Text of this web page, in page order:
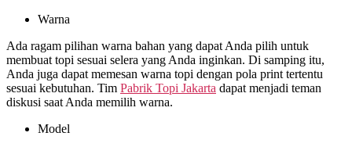
Warna
Ada ragam pilihan warna bahan yang dapat Anda pilih untuk
membuat topi sesuai selera yang Anda inginkan. Di samping itu,
Anda juga dapat memesan warna topi dengan pola print tertentu
sesuai kebutuhan. Tim Pabrik Topi Jakarta dapat menjadi teman
diskusi saat Anda memilih warna.
Model